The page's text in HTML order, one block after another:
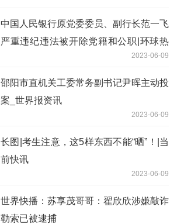
中国人民银行原党委委员、副行长范一飞
严重违纪违法被开除党籍和公职|环球热
2023-06-09
邵阳市直机关工委常务副书记尹晖主动投
案_世界报资讯
2023-06-09
长图|考生注意，这5样东西不能“晒”！|当
前快讯
2023-06-09
世界快播：苏享茂哥哥：翟欣欣涉嫌敲诈
勒索已被逮捕